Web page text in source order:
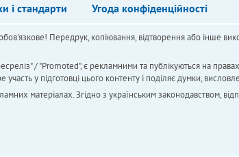
і стандарти Угода конфіденційності
Передрук, копіювання, відтворення або інше
/ "Promoted", є рекламними та публікуються на
у підготовці цього контенту і поділяє думки,
матеріалах. Згідно з українським законодавством,